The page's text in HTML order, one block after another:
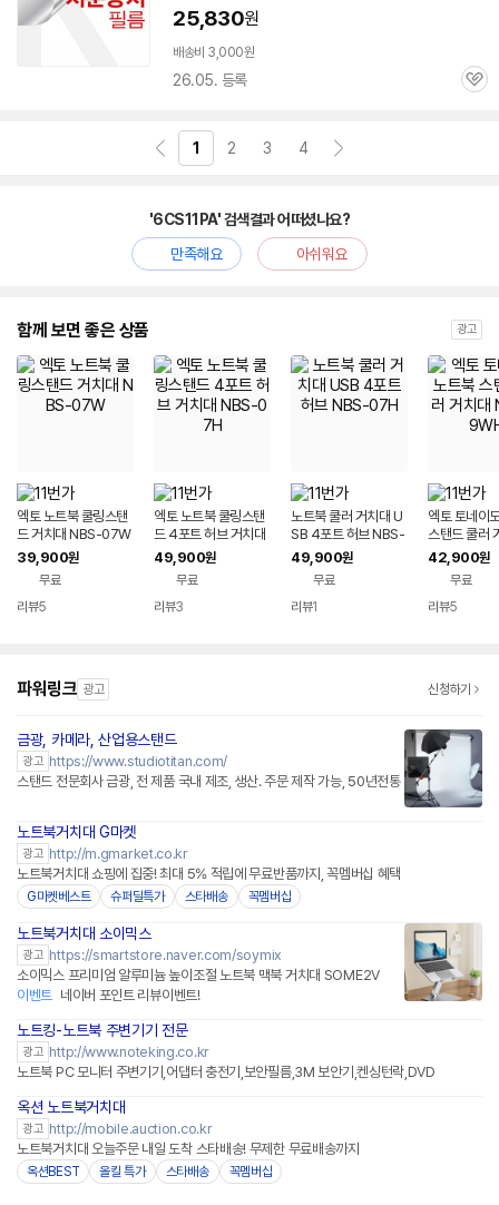
25,830원
배송비 3,000원
26.05. 등록
관
1 2 3 4
'6CS11PA' 검색결과 어떠셨나요?
만족해요
아쉬워요
함께 보면 좋은 상품 광고
엑토 노트북 쿨링스탠
드 거치대 NBS-07W
39,900원
무료
리뷰5
엑토 노트북 쿨링스탠
드 4포트 허브 거치대
NBS-07H
49,900원
무료
리뷰3
노트북 쿨러 거치대 U
SB 4포트 허브 NBS-
07H
49,900원
무료
리뷰1
엑토 토네이
스탠드 쿨러
BS-09WH
42,900원
무료
리뷰5
파워링크 광고 신청하기
금광, 카메라, 산업용스탠드
광고 https://www.studiotitan.com/
스탠드 전문회사 금광, 전 제품 국내 제조, 생산. 주문 제작 가능, 50년전통
노트북거치대 G마켓
광고 http://m.gmarket.co.kr
노트북거치대 쇼핑에 집중! 최대 5% 적립에 무료반품까지, 꼭멤버십 혜택
G마켓베스트 슈퍼딜특가 스타배송 꼭멤버십
노트북거치대 소이믹스
광고 https://smartstore.naver.com/soymix
소이믹스 프리미엄 알루미늄 높이조절 노트북 맥북 거치대 SOME2V
이벤트 네이버 포인트 리뷰이벤트!
노트킹-노트북 주변기기 전문
광고 http://www.noteking.co.kr
노트북 PC 모니터 주변기기,어댑터 충전기,보안필름,3M 보안기,켄싱턴락,DVD
옥션 노트북거치대
광고 http://mobile.auction.co.kr
노트북거치대 오늘주문 내일 도착 스타배송! 무제한 무료배송까지
옥션BEST 올킬 특가 스타배송 꼭멤버십